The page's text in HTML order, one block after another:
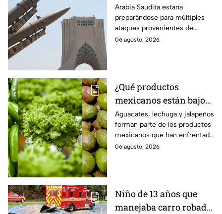
Esperan ataques de
grupos armados de tres
países
Arabia Saudita estaría
preparándose para múltiples
ataques provenientes de
grupos armados de tres países.
06 agosto, 2026
¿Qué productos
mexicanos están bajo
la lupa de Estados
Unidos? Aguacates,
lechuga y jalapeños
encabezan la lista
Aguacates, lechuga y jalapeños
forman parte de los productos
mexicanos que han enfrentado
restricciones o
06 agosto, 2026
Niño de 13 años que
manejaba carro robado